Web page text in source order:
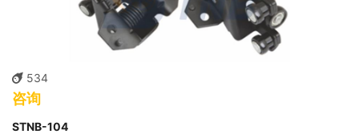
534
咨询
STNB-104